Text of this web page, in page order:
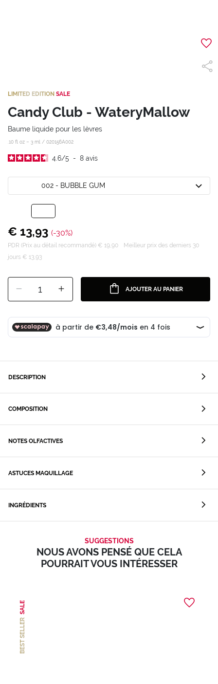
LIMITED EDITION SALE
Candy Club - WateryMallow
Baume liquide pour les lèvres
.10 fl oz – 3 ml / 020156A002
4.6/5 - 8 avis
002 - BUBBLE GUM
€ 13,93 (-30%)
PDR (Prix au détail recommandé) € 19,90
Meilleur prix des derniers 30
jours € 13,93
1 AJOUTER AU PANIER
DESCRIPTION
COMPOSITION
NOTES OLFACTIVES
ASTUCES MAQUILLAGE
INGRÉDIENTS
SUGGESTIONS
NOUS AVONS PENSÉ QUE CELA
POURRAIT VOUS INTÉRESSER
BEST SELLER
SALE